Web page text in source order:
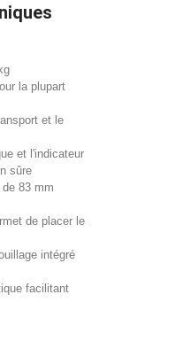
la plupart
et le
et l'indicateur
sûre
83 mm
de placer le
intégré
facilitant